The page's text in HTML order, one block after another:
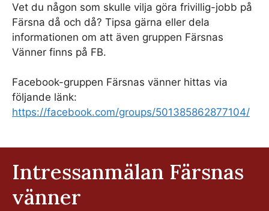
Vet du någon som skulle vilja göra frivillig-jobb på
Färsna då och då? Tipsa gärna eller dela
informationen om att även gruppen Färsnas
Vänner finns på FB.
Facebook-gruppen Färsnas vänner hittas via
följande länk:
https://facebook.com/groups/501385862877104/
Intressanmälan Färsnas
vänner